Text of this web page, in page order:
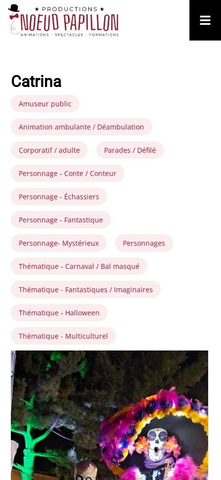
Catrina
Amuseur public
Animation ambulante / Déambulation
Corporatif / adulte Parades / Défilé
Personnage - Conte / Conteur
Personnage - Échassiers
Personnage - Fantastique
Personnage- Mystérieux Personnages
Thématique - Carnaval / Bal masqué
Thématique - Fantastiques / Imaginaires
Thématique - Halloween
Thématique - Multiculturel